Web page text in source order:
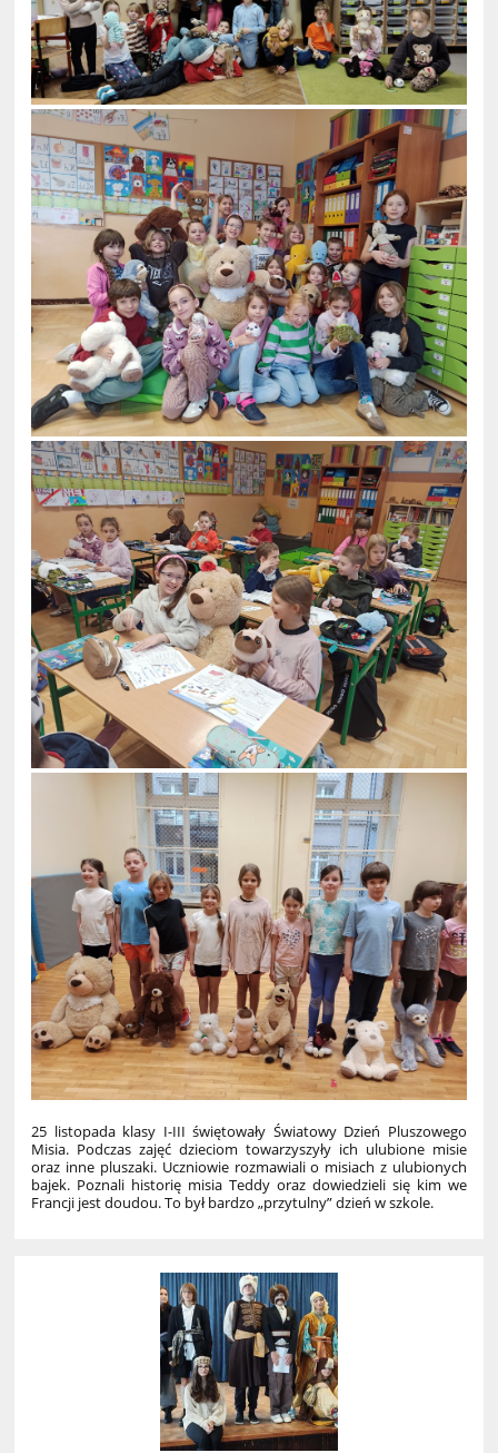
25 listopada klasy I-III świętowały Światowy Dzień Pluszowego
Misia. Podczas zajęć dzieciom towarzyszyły ich ulubione misie
oraz inne pluszaki. Uczniowie rozmawiali o misiach z ulubionych
bajek. Poznali historię misia Teddy oraz dowiedzieli się kim we
Francji jest doudou. To był bardzo „przytulny” dzień w szkole.